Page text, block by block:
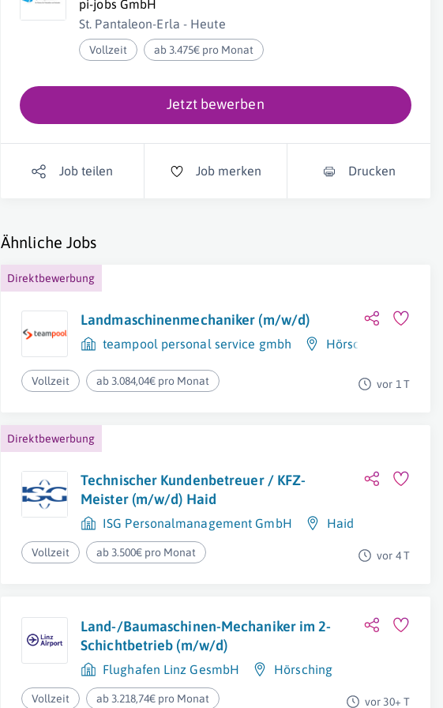
pi-jobs GmbH
St. Pantaleon-Erla - Heute
Vollzeit ab 3.475€ pro Monat
Jetzt bewerben
Job teilen Job merken Drucken
Ähnliche Jobs
Direktbewerbung
Landmaschinenmechaniker (m/w/d)
teampool personal service gmbh Hörsching
Vollzeit ab 3.084,04€ pro Monat vor 1 T
Direktbewerbung
Technischer Kundenbetreuer / KFZ-
Meister (m/w/d) Haid
ISG Personalmanagement GmbH Haid
Vollzeit ab 3.500€ pro Monat vor 4 T
Land-/Baumaschinen-Mechaniker im 2-
Schichtbetrieb (m/w/d)
Flughafen Linz GesmbH Hörsching
Vollzeit ab 3.218,74€ pro Monat vor 30+ T